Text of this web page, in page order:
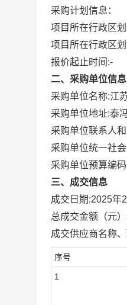
采购计划信息：
项目所在行政区
项目所在行政区
报价起止时间:-
二、采购单位信息
采购单位名称:江
采购单位地址:泰
采购单位联系人
采购单位统一社
采购单位预算编
三、成交信息
成交日期:2025年
总成交金额（元
成交供应商名称
序号
1